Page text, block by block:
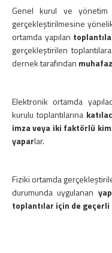
Genel kurul ve yönetim
gerçekleştirilmesine
ortamda yapılan
gerçekleştirilen
dernek tarafından
Elektronik ortamda
kurulu toplantılarına
imza veya iki faktörlü
yaparlar.
Fiziki ortamda
durumunda uygulanan
toplantılar için de geçerli